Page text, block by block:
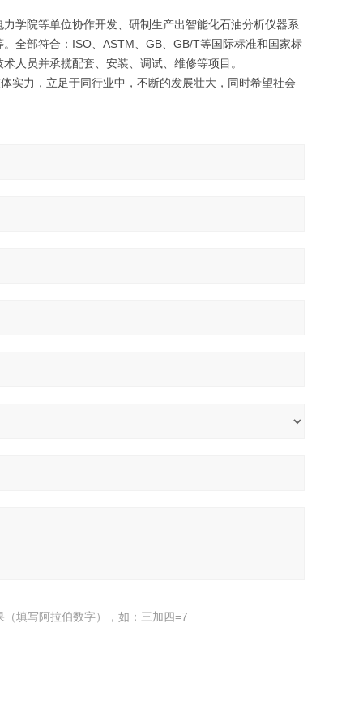
院等单位协作开发、研制生产出智能化石油分析仪器系
全部符合：ISO、ASTM、GB、GB/T等国际标准和国家标
人员并承揽配套、安装、调试、维修等项目。
力，立足于同行业中，不断的发展壮大，同时希望社会
（填写阿拉伯数字），如：三加四=7